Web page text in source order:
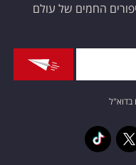
החמים של עולם
בדוא"ל